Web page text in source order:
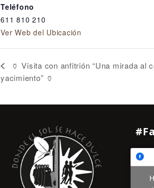
Teléfono
611 810 210
Ver Web del Ubicación
🏺 Visita con anfitrión “Una mirada al
yacimiento” 🏺